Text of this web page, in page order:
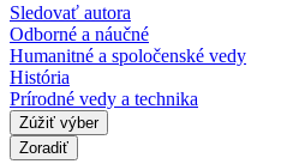
Sledovať autora
Odborné a náučné
Humanitné a spoločenské vedy
História
Prírodné vedy a technika
Zúžiť výber
Zoradiť